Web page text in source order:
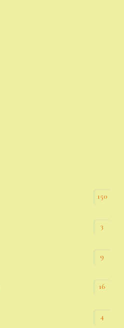
150
3
9
16
4